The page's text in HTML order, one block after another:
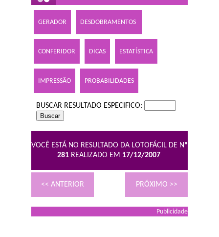
GERADOR DESDOBRAMENTOS
CONFERIDOR DICAS ESTATÍSTICA
IMPRESSÃO PROBABILIDADES
BUSCAR RESULTADO ESPECIFICO:
VOCÊ ESTÁ NO RESULTADO DA LOTOFÁCIL DE Nº
281 REALIZADO EM 17/12/2007
<< ANTERIOR PRÓXIMO >>
Publicidade